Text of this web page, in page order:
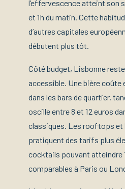
l’effervescence atteint son
et 1h du matin. Cette
d’autres capitales
débutent plus tôt.
Côté budget, Lisbonne
accessible. Une bière coûte
dans les bars de quartier,
oscille entre 8 et 12 euros
classiques. Les rooftops et
pratiquent des tarifs plus
cocktails pouvant atteindre
comparables à Paris ou